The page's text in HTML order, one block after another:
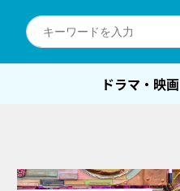
ドラマ・映画